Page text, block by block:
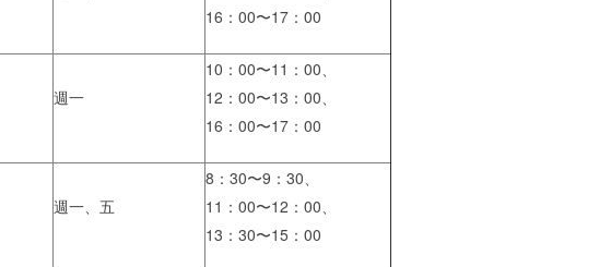
16：00〜17：00
週一
10：00〜11：00、
12：00〜13：00、
16：00〜17：00
週一、五
8：30〜9：30、
11：00〜12：00、
13：30〜15：00